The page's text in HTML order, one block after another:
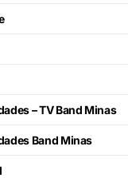
– TV Band Minas
Band Minas